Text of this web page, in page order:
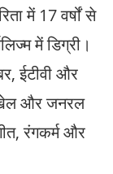
में 17 वर्षों से
में डिग्री।
ईटीवी और
और जनरल
रंगकर्म और